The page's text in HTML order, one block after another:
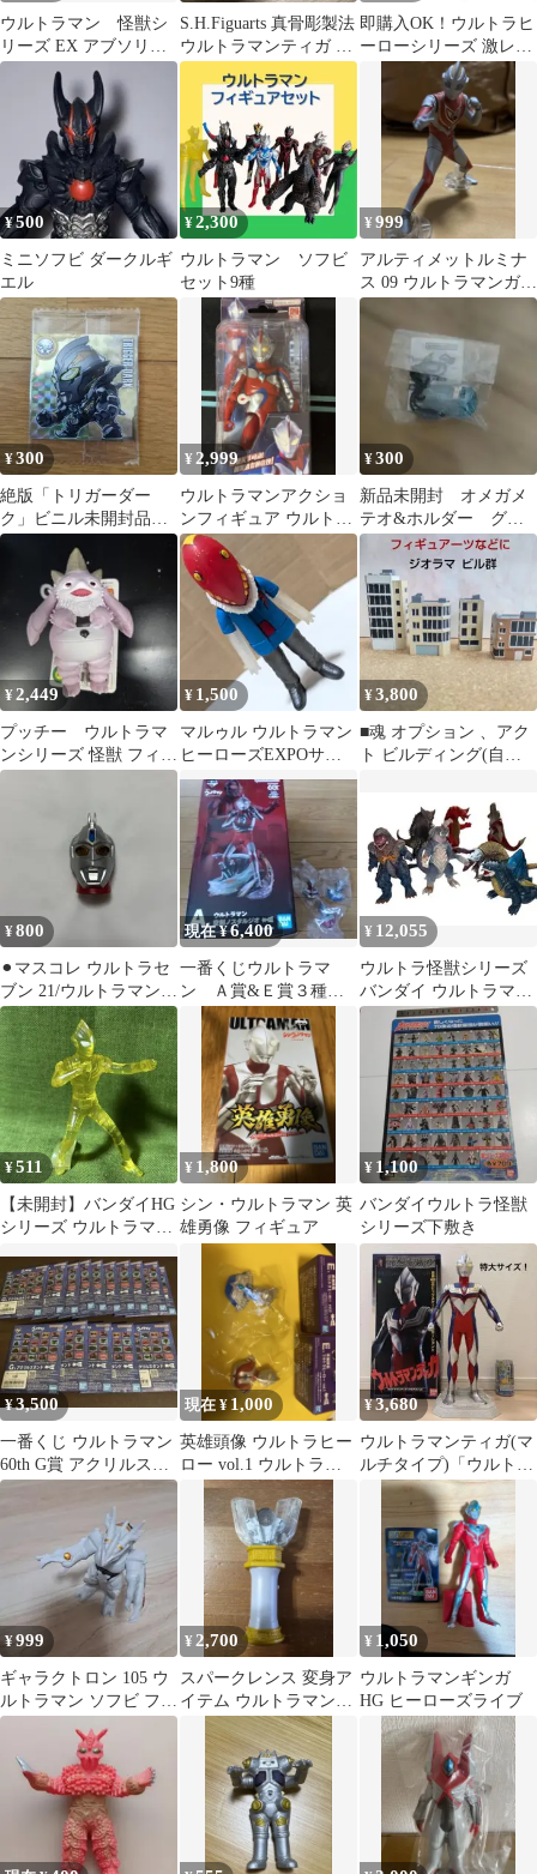
ウルトラマン 怪獣シ
リーズ EX アブソリュ
ートタルタロス ディア
ボロ ソフビ
S.H.Figuarts 真骨彫製法
ウルトラマンティガ パ
ワータイプ
即購入OK！ウルトラヒ
ーローシリーズ 激レア
ウルトラマンキング
¥500
ミニソフビ ダークルギ
エル
¥2,300
ウルトラマン ソフビ
セット9種
¥999
アルティメットルミナ
ス 09 ウルトラマンガイ
ア v1
¥300
絶版「トリガーダー
ク」ビニル未開封品
ウルトラマンシールウ
エハースより
¥ 2,999
ウルトラマンアクショ
ンフィギュア ウルトラ
マンコスモス コロナモ
ード
¥300
新品未開封 オメガメ
テオ&ホルダー グリ
ッタースターver.
¥2,449
プッチー ウルトラマ
ンシリーズ 怪獣 フィギ
ュア
¥ 1,500
マルゥル ウルトラマン
ヒーローズEXPOサマ
ーフェスティバル2021
限定ver
¥3,800
■魂 オプション 、アク
ト ビルディング(自家
¥800
⚫︎マスコレ ウルトラセ
ブン 21/ウルトラマン
光の巨人コレクション
Vol.2
現在 ¥6,400
一番くじウルトラマ
ン Ａ賞&Ｅ賞３種類
セット 空創ノスタル
ジオフィギュア
¥ 12,055
ウルトラ怪獣シリーズ
バンダイ ウルトラマン
ソフビ 怪獣 ケルビム
強化ゴルザ
¥511
【未開封】バンダイHG
シリーズ ウルトラマン
¥ 1,800
シン・ウルトラマン 英
雄勇像 フィギュア
¥ 1,100
バンダイウルトラ怪獣
シリーズ下敷き
¥3,500
一番くじ ウルトラマン
60th G賞 アクリルスタ
ンド15個セット
現在 ¥ 1,000
英雄頭像 ウルトラヒー
ロー vol.1 ウルトラマ
ン ウルトラマンゼロ
¥3,680
ウルトラマンティガ(マ
ルチタイプ)「ウルトラ
マンティガ」京本コレ
クション
¥999
ギャラクトロン 105 ウ
ルトラマン ソフビ フィ
ギュア 怪獣
¥ 2,700
スパークレンス 変身ア
イテム ウルトラマンテ
¥ 1,050
ウルトラマンギンガ
HG ヒーローズライブ